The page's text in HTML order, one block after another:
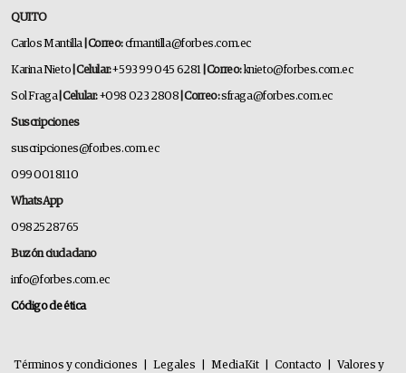
QUITO
Carlos Mantilla | Correo:cfmantilla@forbes.com.ec
Karina Nieto | Celular:+593 99 045 6281 | Correo:knieto@forbes.com.ec
Sol Fraga| Celular:+098 023 2808 | Correo:sfraga@forbes.com.ec
Suscripciones
suscripciones@forbes.com.ec
099 001 8110
WhatsApp
0982528765
Buzón ciudadano
info@forbes.com.ec
Código de ética
Términos y condiciones Legales MediaKit Contacto Valores y